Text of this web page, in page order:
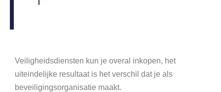
Veiligheidsdiensten kun je overal inkopen, het
uiteindelijke resultaat is het verschil dat je als
beveiligingsorganisatie maakt.